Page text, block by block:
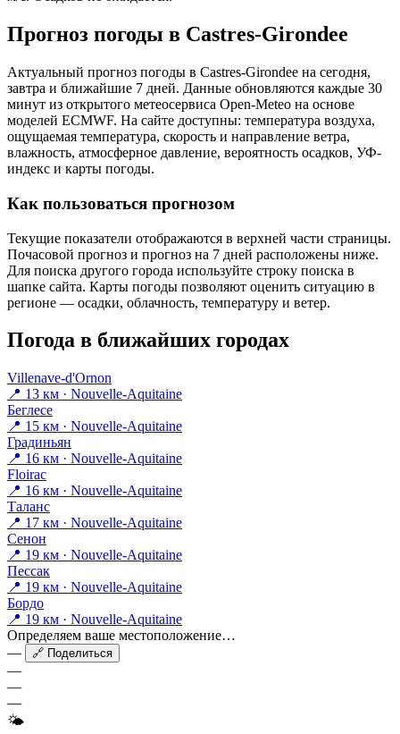
Прогноз погоды в Castres-Girondeе
Актуальный прогноз погоды в Castres-Girondeе на сегодня,
завтра и ближайшие 7 дней. Данные обновляются каждые 30
минут из открытого метеосервиса Open-Meteo на основе
моделей ECMWF. На сайте доступны: температура воздуха,
ощущаемая температура, скорость и направление ветра,
влажность, атмосферное давление, вероятность осадков, УФ-
индекс и карты погоды.
Как пользоваться прогнозом
Текущие показатели отображаются в верхней части страницы.
Почасовой прогноз и прогноз на 7 дней расположены ниже.
Для поиска другого города используйте строку поиска в
шапке сайта. Карты погоды позволяют оценить ситуацию в
регионе — осадки, облачность, температуру и ветер.
Погода в ближайших городах
Villenave-d'Ornon
📍 13 км · Nouvelle-Aquitaine
Беглесе
📍 15 км · Nouvelle-Aquitaine
Градиньян
📍 16 км · Nouvelle-Aquitaine
Floirac
📍 16 км · Nouvelle-Aquitaine
Таланс
📍 17 км · Nouvelle-Aquitaine
Сенон
📍 19 км · Nouvelle-Aquitaine
Пессак
📍 19 км · Nouvelle-Aquitaine
Бордо
📍 19 км · Nouvelle-Aquitaine
Определяем ваше местоположение…
—
🔗 Поделиться
—
—
—
🌤